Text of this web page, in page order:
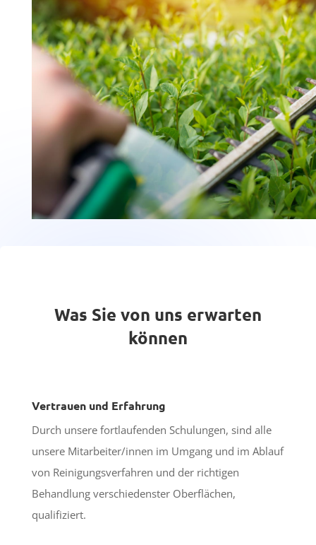
Was Sie von uns erwarten
können
Vertrauen und Erfahrung
Durch unsere fortlaufenden Schulungen, sind alle
unsere Mitarbeiter/innen im Umgang und im Ablauf
von Reinigungsverfahren und der richtigen
Behandlung verschiedenster Oberflächen,
qualifiziert.